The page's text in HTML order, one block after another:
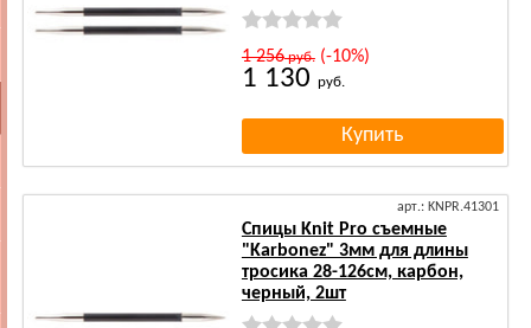
1 256руб.(-10%)
1 130 руб.
арт.: KNPR.41301
Спицы Knit Pro съемные
"Karbonez" 3мм для длины
тросика 28-126см, карбон,
черный, 2шт